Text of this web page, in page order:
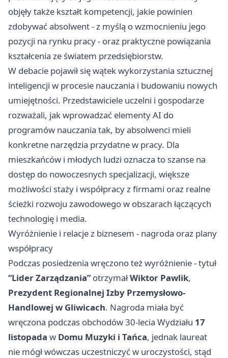
objęły także kształt kompetencji, jakie powinien
zdobywać absolwent - z myślą o wzmocnieniu jego
pozycji na rynku pracy - oraz praktyczne powiązania
kształcenia ze światem przedsiębiorstw.
W debacie pojawił się wątek wykorzystania sztucznej
inteligencji w procesie nauczania i budowaniu nowych
umiejętności. Przedstawiciele uczelni i gospodarze
rozważali, jak wprowadzać elementy AI do
programów nauczania tak, by absolwenci mieli
konkretne narzędzia przydatne w pracy. Dla
mieszkańców i młodych ludzi oznacza to szanse na
dostęp do nowoczesnych specjalizacji, większe
możliwości staży i współpracy z firmami oraz realne
ścieżki rozwoju zawodowego w obszarach łączących
technologię i media.
Wyróżnienie i relacje z biznesem - nagroda oraz plany
współpracy
Podczas posiedzenia wręczono też wyróżnienie - tytuł
“Lider Zarządzania”otrzymałWiktor Pawlik,
Prezydent Regionalnej Izby Przemysłowo-
Handlowej w Gliwicach. Nagroda miała być
wręczona podczas obchodów 30-lecia Wydziału 17
listopada w Domu Muzyki i Tańca, jednak laureat
nie mógł wówczas uczestniczyć w uroczystości, stąd